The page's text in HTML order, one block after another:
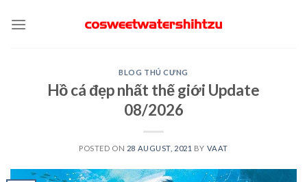
BLOG THÚ CƯNG
Hồ cá đẹp nhất thế giới Update
08/2026
POSTED ON 28 AUGUST, 2021 BY VAAT